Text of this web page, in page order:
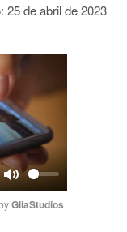
25 de abril de 2023
Mute
GliaStudios